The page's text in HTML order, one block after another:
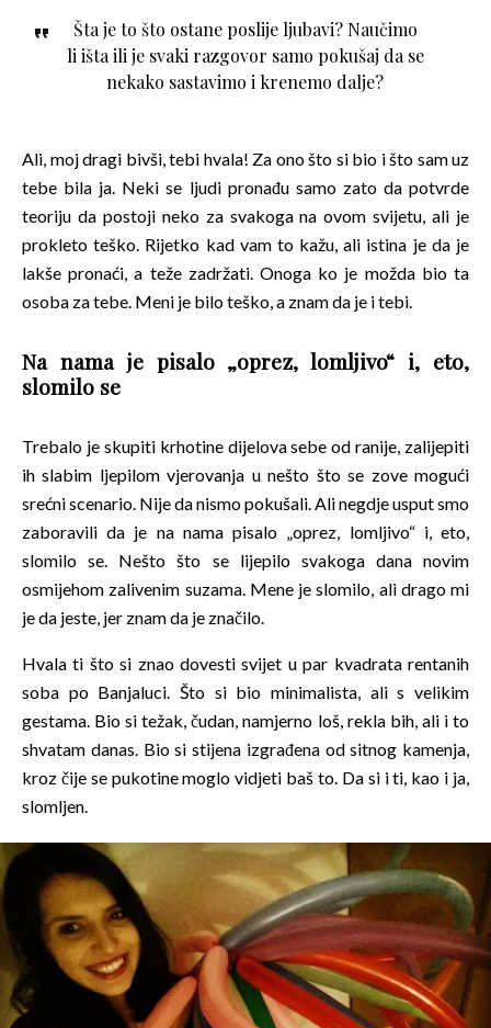
Šta je to što ostane poslije ljubavi? Naučimo
li išta ili je svaki razgovor samo pokušaj da se
nekako sastavimo i krenemo dalje?
Ali, moj dragi bivši, tebi hvala! Za ono što si bio i što sam uz
tebe bila ja. Neki se ljudi pronađu samo zato da potvrde
teoriju da postoji neko za svakoga na ovom svijetu, ali je
prokleto teško. Rijetko kad vam to kažu, ali istina je da je
lakše pronaći, a teže zadržati. Onoga ko je možda bio ta
osoba za tebe. Meni je bilo teško, a znam da je i tebi.
Na nama je pisalo „oprez, lomljivo“ i, eto,
slomilo se
Trebalo je skupiti krhotine dijelova sebe od ranije, zalijepiti
ih slabim ljepilom vjerovanja u nešto što se zove mogući
srećni scenario. Nije da nismo pokušali. Ali negdje usput smo
zaboravili da je na nama pisalo „oprez, lomljivo“ i, eto,
slomilo se. Nešto što se lijepilo svakoga dana novim
osmijehom zalivenim suzama. Mene je slomilo, ali drago mi
je da jeste, jer znam da je značilo.
Hvala ti što si znao dovesti svijet u par kvadrata rentanih
soba po Banjaluci. Što si bio minimalista, ali s velikim
gestama. Bio si težak, čudan, namjerno loš, rekla bih, ali i to
shvatam danas. Bio si stijena izgrađena od sitnog kamenja,
kroz čije se pukotine moglo vidjeti baš to. Da si i ti, kao i ja,
slomljen.